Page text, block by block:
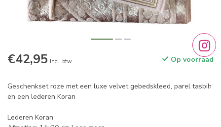
€42,95 Incl. btw Op voorraad
Geschenkset roze met een luxe velvet gebedskleed, parel tasbih
en een lederen Koran
Lederen Koran